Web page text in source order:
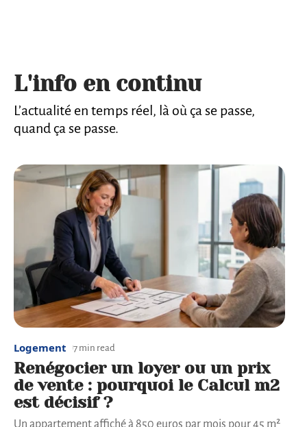
L'info en continu
L’actualité en temps réel, là où ça se passe,
quand ça se passe.
Logement 7 min read
Renégocier un loyer ou un prix
de vente : pourquoi le Calcul m2
est décisif ?
Un appartement affiché à 850 euros par mois pour 45 m²